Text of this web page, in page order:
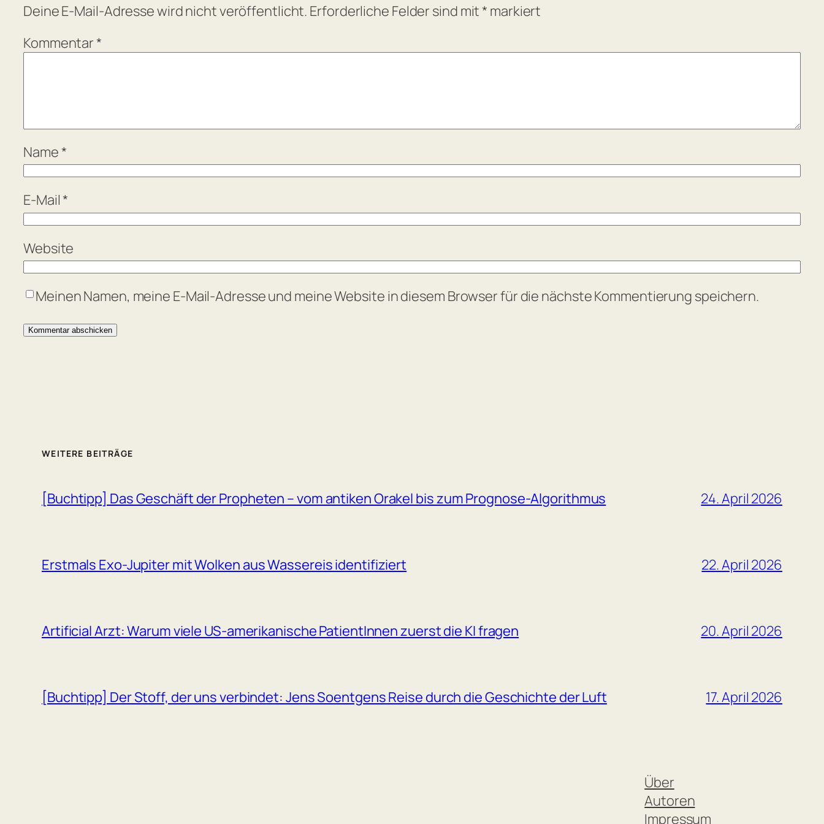
Deine E-Mail-Adresse wird nicht veröffentlicht. Erforderliche Felder sind mit * markiert
Kommentar *
Name *
E-Mail *
Website
Meinen Namen, meine E-Mail-Adresse und meine Website in diesem Browser für die nächste Kommentierung speichern.
WEITERE BEITRÄGE
[Buchtipp] Das Geschäft der Propheten – vom antiken Orakel bis zum Prognose-Algorithmus 24. April 2026
Erstmals Exo-Jupiter mit Wolken aus Wassereis identifiziert 22. April 2026
Artificial Arzt: Warum viele US-amerikanische PatientInnen zuerst die KI fragen 20. April 2026
[Buchtipp] Der Stoff, der uns verbindet: Jens Soentgens Reise durch die Geschichte der Luft 17. April 2026
Über
Autoren
Impressum